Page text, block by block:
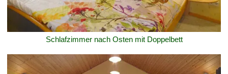
Schlafzimmer nach Osten mit Doppelbett